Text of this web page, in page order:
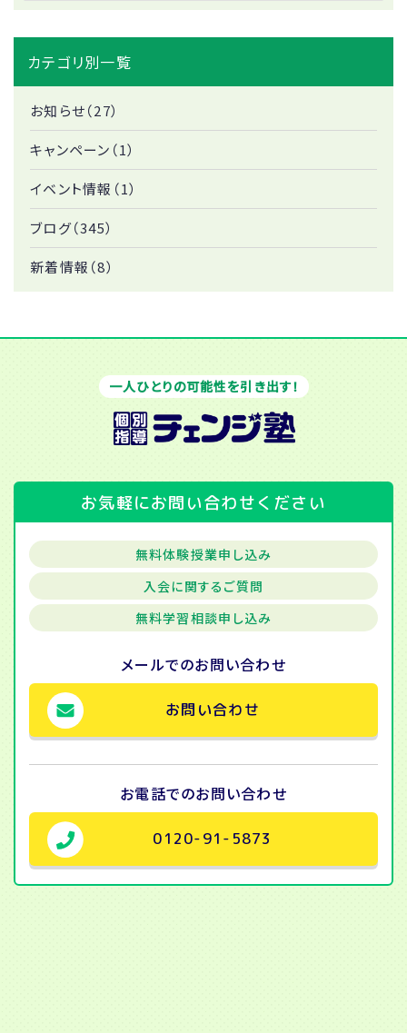
カテゴリ別一覧
お知らせ（27）
キャンペーン（1）
イベント情報（1）
ブログ（345）
新着情報（8）
一人ひとりの可能性を引き出す！
お気軽にお問い合わせください
無料体験授業申し込み
入会に関するご質問
無料学習相談申し込み
メールでのお問い合わせ
お問い合わせ
お電話でのお問い合わせ
0120-91-5873